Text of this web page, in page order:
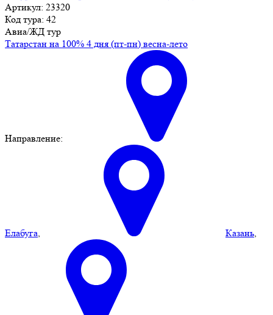
Артикул: 23320
Код тура: 42
Авиа/ЖД тур
Татарстан на 100% 4 дня (пт-пн) весна-лето
Направление:
Елабуга Казань